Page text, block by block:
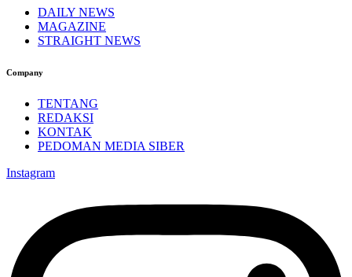
DAILY NEWS
MAGAZINE
STRAIGHT NEWS
Company
TENTANG
REDAKSI
KONTAK
PEDOMAN MEDIA SIBER
Instagram